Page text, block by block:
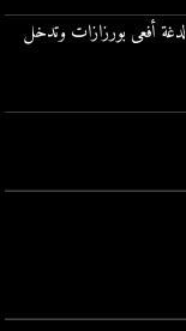
أفعى بورزازات وتدخل